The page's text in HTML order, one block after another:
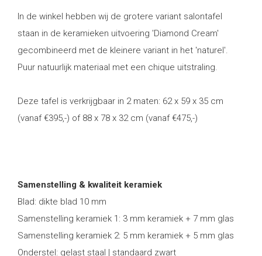
In de winkel hebben wij de grotere variant salontafel
staan in de keramieken uitvoering 'Diamond Cream'
gecombineerd met de kleinere variant in het 'naturel'.
Puur natuurlijk materiaal met een chique uitstraling.
Deze tafel is verkrijgbaar in 2 maten: 62 x 59 x 35 cm
(vanaf €395,-) of 88 x 78 x 32 cm (vanaf €475,-)
Samenstelling & kwaliteit keramiek
Blad: dikte blad 10 mm
Samenstelling keramiek 1: 3 mm keramiek + 7 mm glas
Samenstelling keramiek 2: 5 mm keramiek + 5 mm glas
Onderstel: gelast staal | standaard zwart